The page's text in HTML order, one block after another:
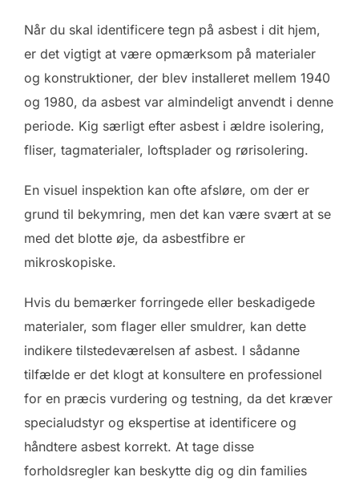
Når du skal identificere tegn på asbest i dit hjem,
er det vigtigt at være opmærksom på materialer
og konstruktioner, der blev installeret mellem 1940
og 1980, da asbest var almindeligt anvendt i denne
periode. Kig særligt efter asbest i ældre isolering,
fliser, tagmaterialer, loftsplader og rørisolering.
En visuel inspektion kan ofte afsløre, om der er
grund til bekymring, men det kan være svært at se
med det blotte øje, da asbestfibre er
mikroskopiske.
Hvis du bemærker forringede eller beskadigede
materialer, som flager eller smuldrer, kan dette
indikere tilstedeværelsen af asbest. I sådanne
tilfælde er det klogt at konsultere en professionel
for en præcis vurdering og testning, da det kræver
specialudstyr og ekspertise at identificere og
håndtere asbest korrekt. At tage disse
forholdsregler kan beskytte dig og din families